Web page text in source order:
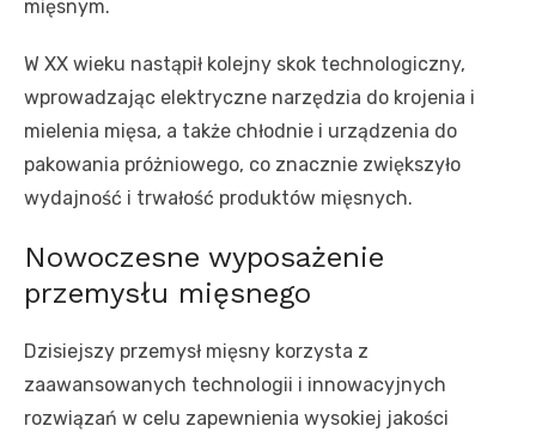
mięsnym.
W XX wieku nastąpił kolejny skok technologiczny,
wprowadzając elektryczne narzędzia do krojenia i
mielenia mięsa, a także chłodnie i urządzenia do
pakowania próżniowego, co znacznie zwiększyło
wydajność i trwałość produktów mięsnych.
Nowoczesne wyposażenie
przemysłu mięsnego
Dzisiejszy przemysł mięsny korzysta z
zaawansowanych technologii i innowacyjnych
rozwiązań w celu zapewnienia wysokiej jakości